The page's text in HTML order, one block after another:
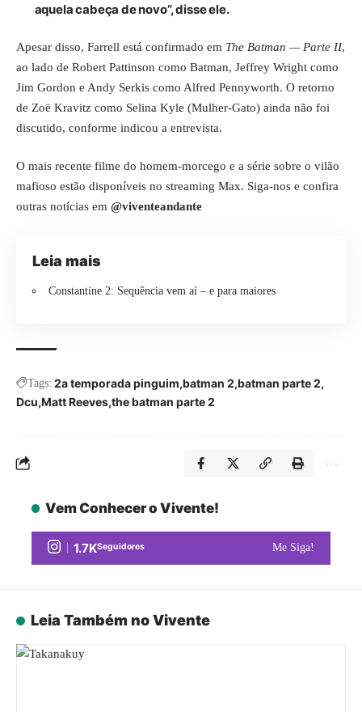
aquela cabeça de novo”, disse ele.
Apesar disso, Farrell está confirmado em The Batman — Parte II,
ao lado de Robert Pattinson como Batman, Jeffrey Wright como
Jim Gordon e Andy Serkis como Alfred Pennyworth. O retorno
de Zoë Kravitz como Selina Kyle (Mulher-Gato) ainda não foi
discutido, conforme indicou a entrevista.
O mais recente filme do homem-morcego e a série sobre o vilão
mafioso estão disponíveis no streaming Max. Siga-nos e confira
outras notícias em @viventeandante
Leia mais
Constantine 2: Sequência vem aí – e para maiores
Tags: 2a temporada pinguim batman 2 batman parte 2
Dcu Matt Reeves the batman parte 2
Vem Conhecer o Vivente!
1.7KSeguidores Me Siga!
Leia Também no Vivente